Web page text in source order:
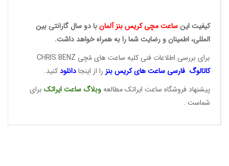
کیفیت اینساعت مچی کریسبنز آلمانبا دو سال گارانتی بین
المللی، اطمینان و رضایت شما را به همراه خواهد داشت.
برای بررسی اطلاعات فنی کلیه ساعت های مُچی CHRIS BENZ
کاتالوگ فارسی ساعت هایکریس بنز را از اینجادانلودکنید.
پیشنهاد فروشگاه ساعت ایراتک مطالعهوبلاگ ساعتایراتک برای
شماست .